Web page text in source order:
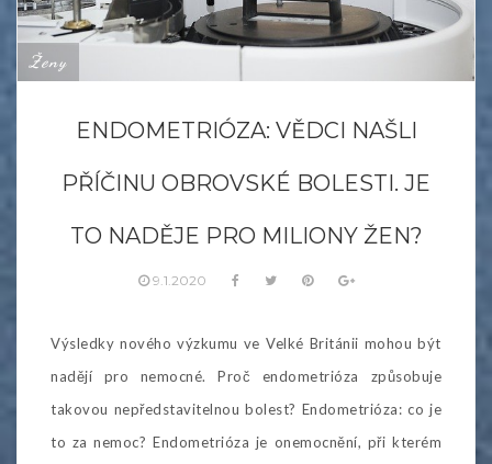
Ženy
ENDOMETRIÓZA: VĚDCI NAŠLI
PŘÍČINU OBROVSKÉ BOLESTI. JE
TO NADĚJE PRO MILIONY ŽEN?
9.1.2020
Výsledky nového výzkumu ve Velké Británii mohou být
nadějí pro nemocné. Proč endometrióza způsobuje
takovou nepředstavitelnou bolest? Endometrióza: co je
to za nemoc? Endometrióza je onemocnění, při kterém